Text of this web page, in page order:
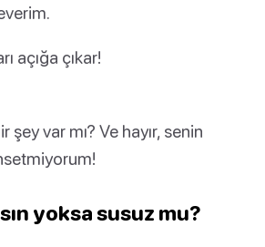
açığa çıkar!
şey var mı? Ve hayır, senin
yoksa susuz mu?